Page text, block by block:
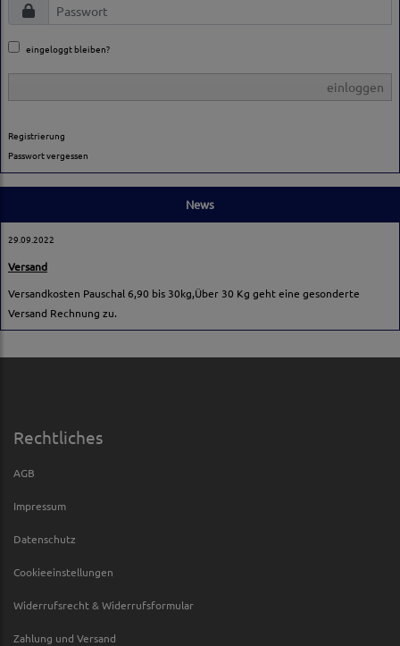
eingeloggt bleiben?
einloggen
Registrierung
Passwort vergessen
News
29.09.2022
Versand
Versandkosten Pauschal 6,90 bis 30kg,Über 30 Kg geht eine gesonderte
Versand Rechnung zu.
Rechtliches
AGB
Impressum
Datenschutz
Cookieeinstellungen
Widerrufsrecht & Widerrufsformular
Zahlung und Versand